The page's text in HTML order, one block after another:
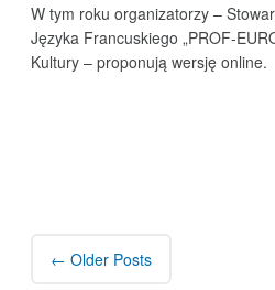
W tym roku organizatorzy –
Języka Francuskiego „PROF-
Kultury – proponują wersję online.
← Older Posts